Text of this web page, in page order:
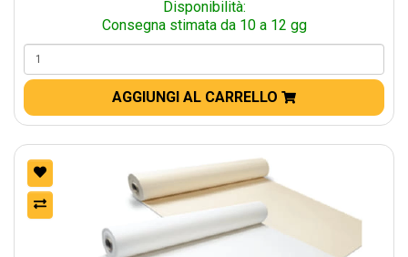
Disponibilità:
Consegna stimata da 10 a 12 gg
AGGIUNGI AL CARRELLO